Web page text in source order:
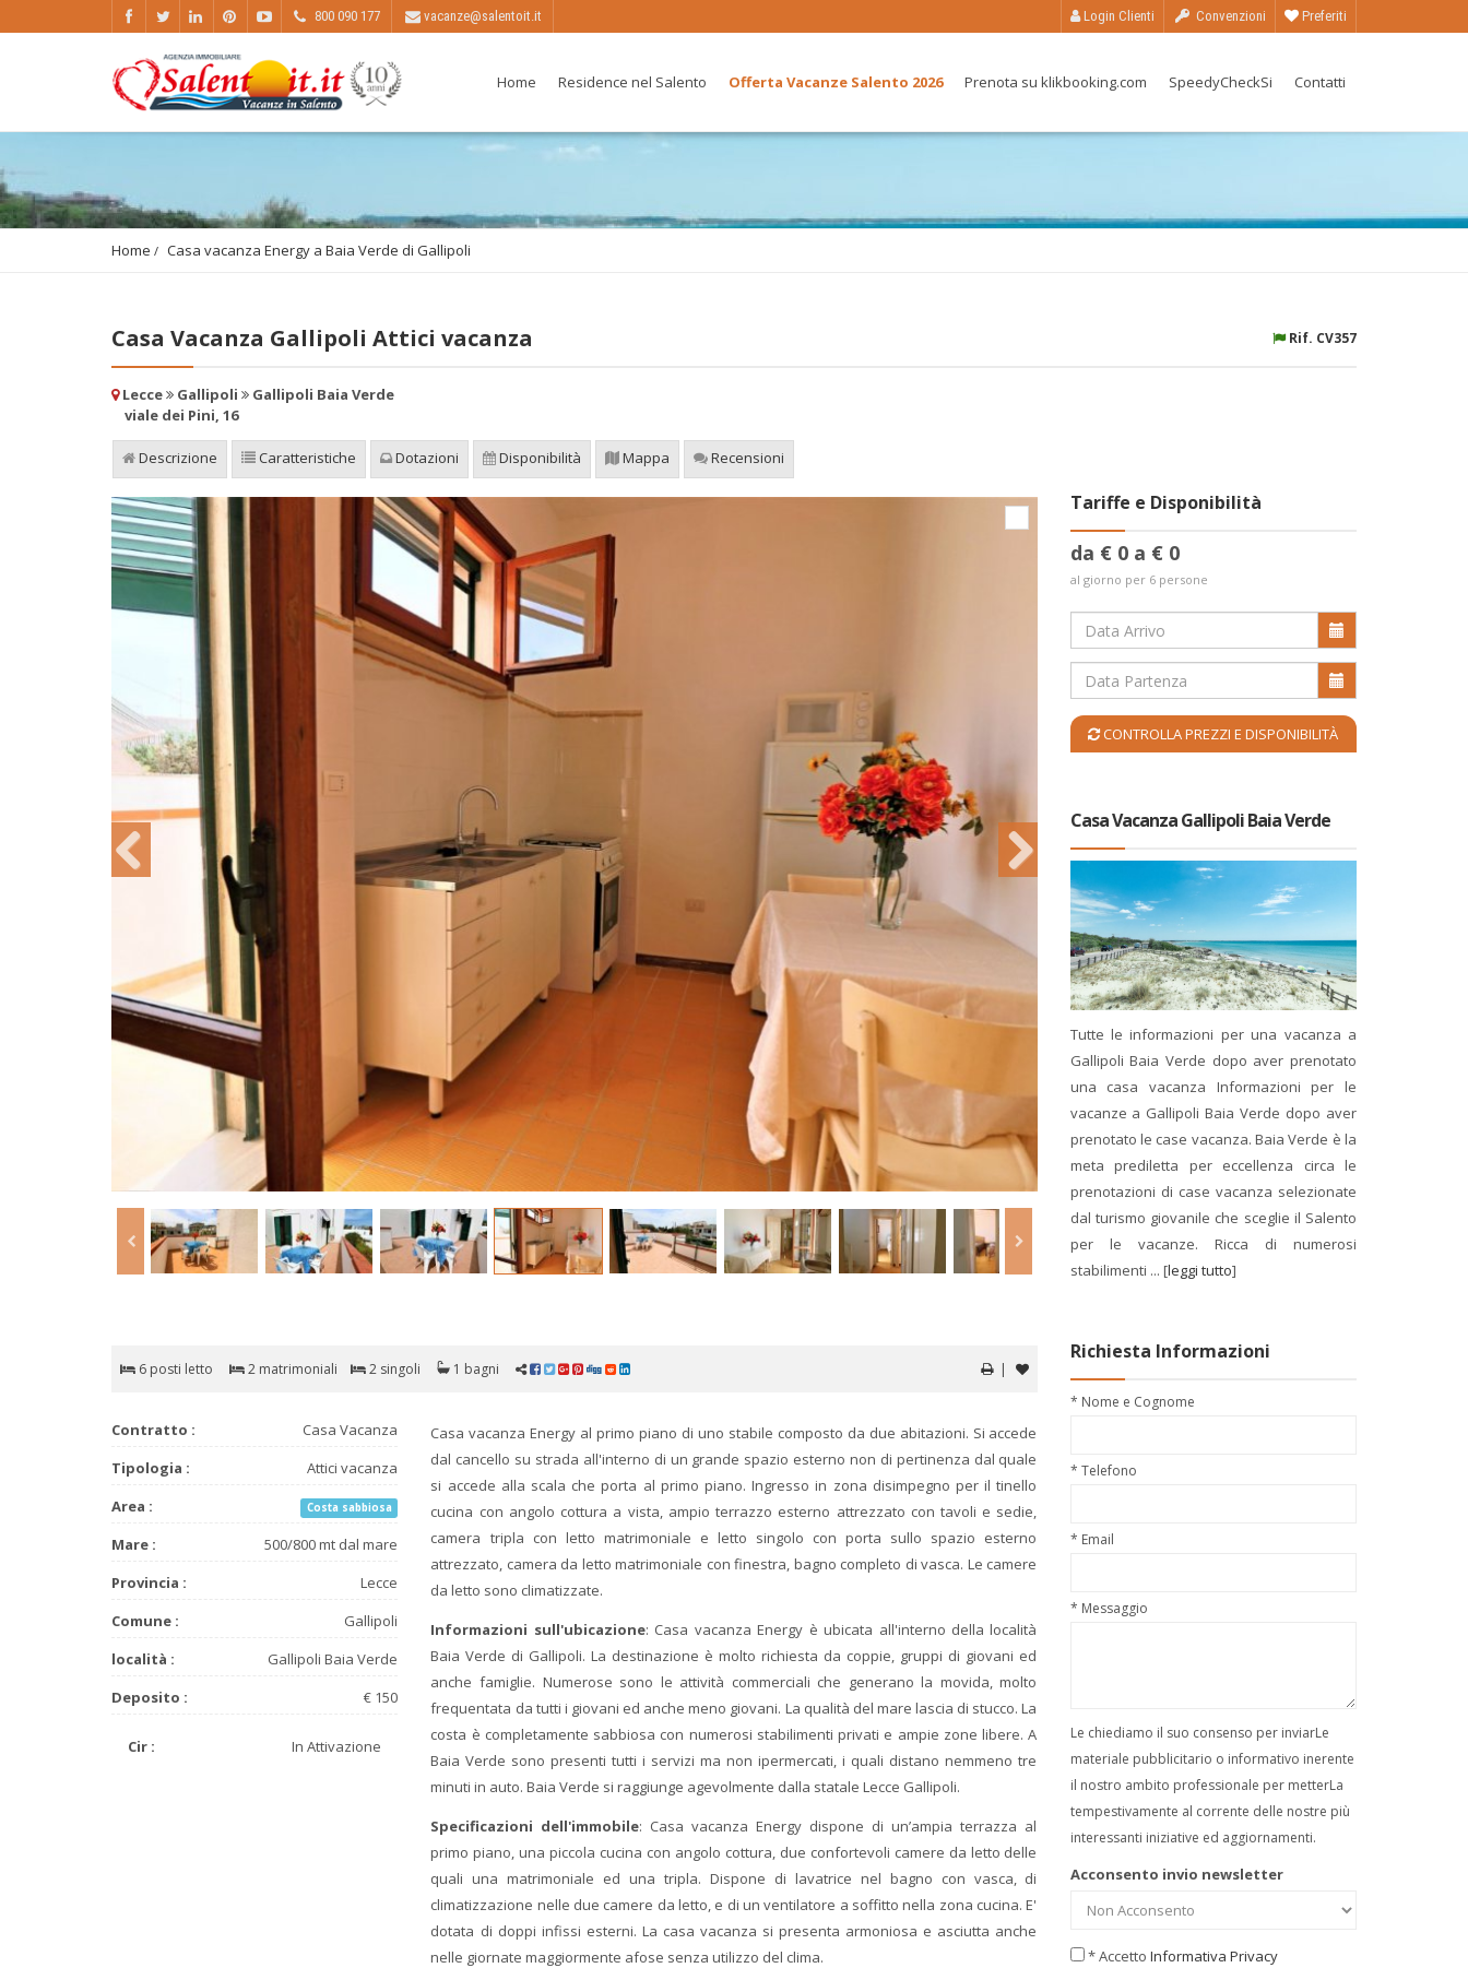
800 090 177 vacanze@salentoit.it Login Clienti Convenzioni Preferiti
Home Residence nel Salento Offerta Vacanze Salento 2026 Prenota su klikbooking.com SpeedyCheckSi Contatti
Home Casa vacanza Energy a Baia Verde di Gallipoli
Rif. CV357
Casa Vacanza Gallipoli Attici vacanza
Lecce Gallipoli
Gallipoli Baia Verde
viale dei Pini, 16
Descrizione Caratteristiche Dotazioni Disponibilità Mappa Recensioni
|
6 posti letto 2 matrimoniali 2 singoli 1 bagni
Contratto :
Casa Vacanza
Tipologia :
Attici vacanza
Area :
Costa sabbiosa
Mare :
500/800 mt dal mare
Provincia :
Lecce
Comune :
Gallipoli
località :
Gallipoli Baia Verde
Deposito :
€ 150
Cir : In Attivazione
Casa vacanza Energy al primo piano di uno stabile composto da due abitazioni. Si accede
dal cancello su strada all'interno di un grande spazio esterno non di pertinenza dal quale
si accede alla scala che porta al primo piano. Ingresso in zona disimpegno per il tinello
cucina con angolo cottura a vista, ampio terrazzo esterno attrezzato con tavoli e sedie,
camera tripla con letto matrimoniale e letto singolo con porta sullo spazio esterno
attrezzato, camera da letto matrimoniale con finestra, bagno completo di vasca. Le camere
da letto sono climatizzate.
Informazioni sull'ubicazione: Casa vacanza Energy è ubicata all'interno della località
Baia Verde di Gallipoli. La destinazione è molto richiesta da coppie, gruppi di giovani ed
anche famiglie. Numerose sono le attività commerciali che generano la movida, molto
frequentata da tutti i giovani ed anche meno giovani. La qualità del mare lascia di stucco. La
costa è completamente sabbiosa con numerosi stabilimenti privati e ampie zone libere. A
Baia Verde sono presenti tutti i servizi ma non ipermercati, i quali distano nemmeno tre
minuti in auto. Baia Verde si raggiunge agevolmente dalla statale Lecce Gallipoli.
Specificazioni dell'immobile: Casa vacanza Energy dispone di un’ampia terrazza al
primo piano, una piccola cucina con angolo cottura, due confortevoli camere da letto delle
quali una matrimoniale ed una tripla. Dispone di lavatrice nel bagno con vasca, di
climatizzazione nelle due camere da letto, e di un ventilatore a soffitto nella zona cucina. E'
dotata di doppi infissi esterni. La casa vacanza si presenta armoniosa e asciutta anche
nelle giornate maggiormente afose senza utilizzo del clima.
Tariffe e Disponibilità
da € 0 a € 0
al giorno per 6 persone
CONTROLLA PREZZI E DISPONIBILITÀ
Casa Vacanza Gallipoli Baia Verde
Tutte le informazioni per una vacanza a
Gallipoli Baia Verde dopo aver prenotato
una casa vacanza Informazioni per le
vacanze a Gallipoli Baia Verde dopo aver
prenotato le case vacanza. Baia Verde è la
meta prediletta per eccellenza circa le
prenotazioni di case vacanza selezionate
dal turismo giovanile che sceglie il Salento
per le vacanze. Ricca di numerosi
stabilimenti ... [leggi tutto]
Richiesta Informazioni
* Nome e Cognome
* Telefono
* Email
* Messaggio
Le chiediamo il suo consenso per inviarLe
materiale pubblicitario o informativo inerente
il nostro ambito professionale per metterLa
tempestivamente al corrente delle nostre più
interessanti iniziative ed aggiornamenti.
Acconsento invio newsletter
* Accetto Informativa Privacy